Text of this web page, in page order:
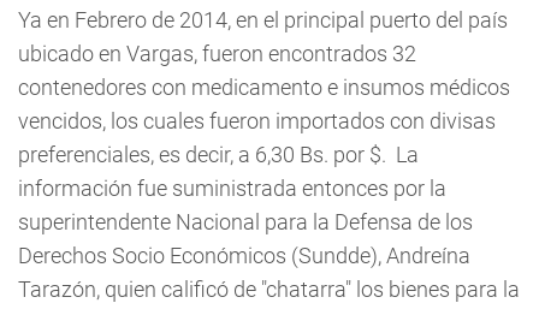
Ya en Febrero de 2014, en el principal puerto del país
ubicado en Vargas, fueron encontrados 32
contenedores con medicamento e insumos médicos
vencidos, los cuales fueron importados con divisas
preferenciales, es decir, a 6,30 Bs. por $. La
información fue suministrada entonces por la
superintendente Nacional para la Defensa de los
Derechos Socio Económicos (Sundde), Andreína
Tarazón, quien calificó de "chatarra" los bienes para la